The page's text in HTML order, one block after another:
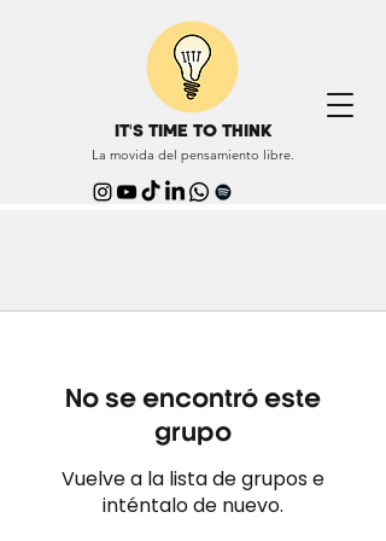
IT'S TIME TO THINK
La movida del pensamiento libre.
No se encontró este
grupo
Vuelve a la lista de grupos e
inténtalo de nuevo.